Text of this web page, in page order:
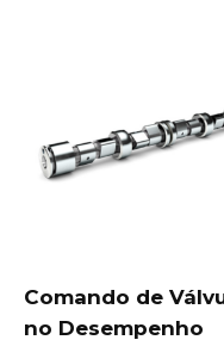
Comando de
no Desempenho